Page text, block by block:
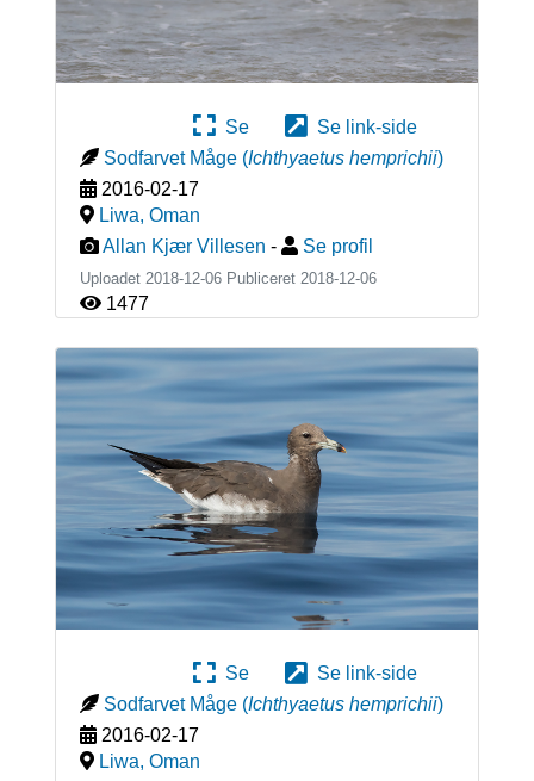
Se
Se link-side
Sodfarvet Måge (Ichthyaetus hemprichii)
2016-02-17
Liwa, Oman
Allan Kjær Villesen - Se profil
Uploadet 2018-12-06 Publiceret 2018-12-06
1477
Se
Se link-side
Sodfarvet Måge (Ichthyaetus hemprichii)
2016-02-17
Liwa, Oman